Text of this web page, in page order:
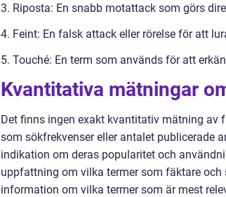
3. Riposta: En snabb motattack som görs
4. Feint: En falsk attack eller rörelse för att
5. Touché: En term som används för att
Kvantitativa mätningar
Det finns ingen exakt kvantitativ mätning av
som sökfrekvenser eller antalet publicerade
indikation om deras popularitet och
uppfattning om vilka termer som fäktare
information om vilka termer som är mest